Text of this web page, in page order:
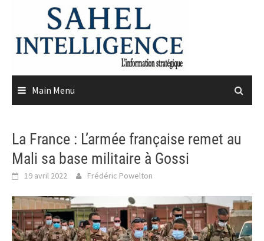
content
Main Menu
La France : L’armée française remet au
Mali sa base militaire à Gossi
19 avril 2022 Frédéric Powelton